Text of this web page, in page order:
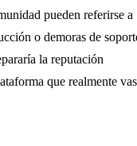
pueden referirse a
o demoras de
la reputación
que realmente